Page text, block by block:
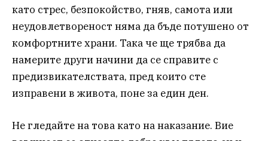
като стрес, безпокойство, гняв, самота или
неудовлетвореност няма да бъде потушено от
комфортните храни. Така че ще трябва да
намерите други начини да се справите с
предизвикателствата, пред които сте
изправени в живота, поне за един ден.
Не гледайте на това като на наказание. Вие